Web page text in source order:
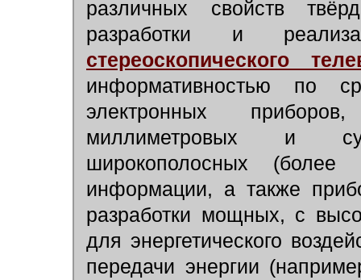
различных свойств
разработки и
стереоскопического
информативностью по
электронных
миллиметровых и
широкополосных (более
информации, а также
разработки мощных, с
для энергетического
передачи энергии